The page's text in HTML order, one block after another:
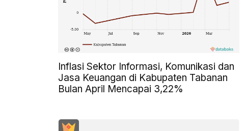
Inflasi Sektor Informasi, Komunikasi dan
Jasa Keuangan di Kabupaten Tabanan
Bulan April Mencapai 3,22%